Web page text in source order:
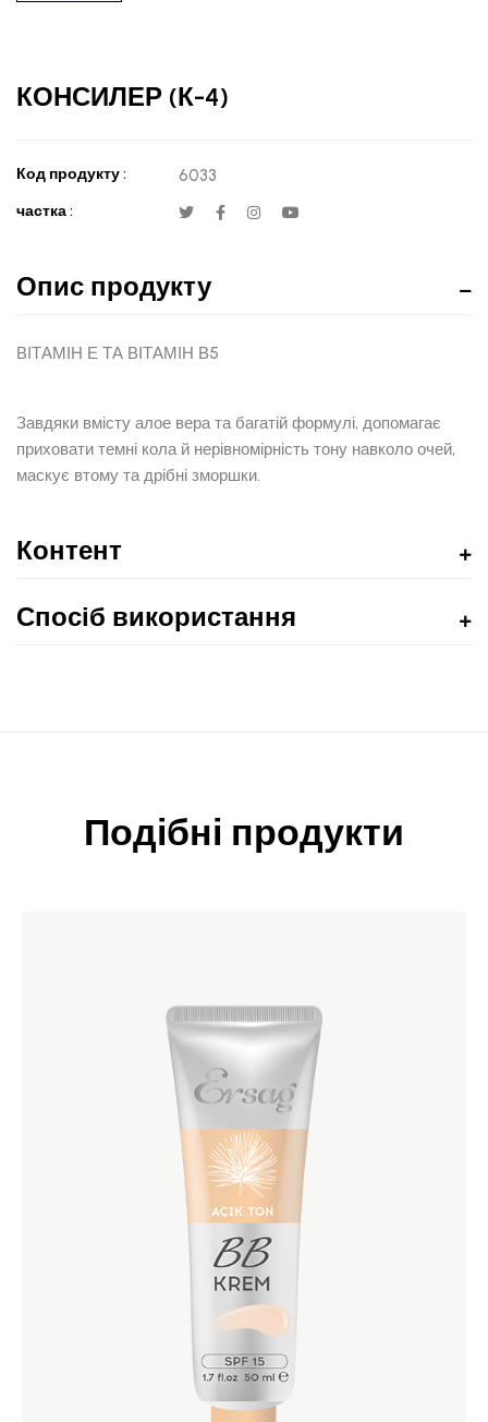
КОНСИЛЕР (К-4)
Код продукту : 6033
частка :
Опис продукту
ВІТАМІН Е ТА ВІТАМІН В5
Завдяки вмісту алое вера та багатій формулі, допомагає
приховати темні кола й нерівномірність тону навколо очей,
маскує втому та дрібні зморшки.
Контент
Спосіб використання
Подібні продукти